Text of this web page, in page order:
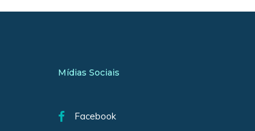
Mídias Sociais
Facebook